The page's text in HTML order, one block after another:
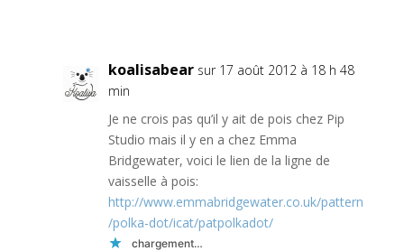
koalisabear sur 17 août 2012 à 18 h 48
min
Je ne crois pas qu’il y ait de pois chez Pip
Studio mais il y en a chez Emma
Bridgewater, voici le lien de la ligne de
vaisselle à pois:
http://www.emmabridgewater.co.uk/pattern
/polka-dot/icat/patpolkadot/
chargement…